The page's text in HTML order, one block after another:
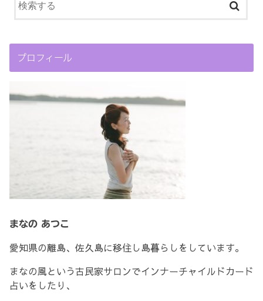
プロフィール
まなの あつこ
愛知県の離島、佐久島に移住し島暮らしをしています。
まなの風という古民家サロンでインナーチャイルドカード
占いをしたり、